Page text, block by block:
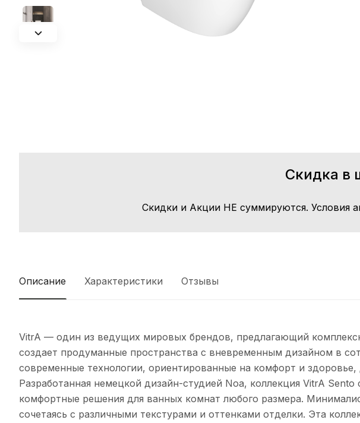
Скидка в
Скидки и Акции НЕ суммируются. Условия
Описание Характеристики Отзывы
VitrA — один из ведущих мировых брендов, предлагающий
создает продуманные пространства с вневременным дизайном в
современные технологии, ориентированные на комфорт и
Разработанная немецкой дизайн-студией Noa, коллекция VitrA
комфортные решения для ванных комнат любого размера.
сочетаясь с различными текстурами и оттенками отделки. Эта